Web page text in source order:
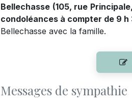
Bellechasse (105, rue
condoléances à compter de 9 h
Bellechasse avec la famille.
Messages de sympathie